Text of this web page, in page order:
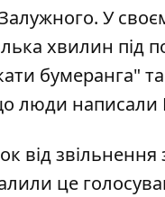
У
хвилин під
бумеранга"
люди написали
від звільнення
це